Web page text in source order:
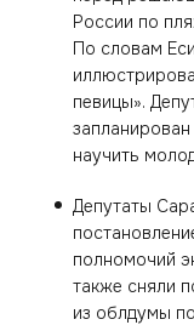
России по
По словам
певицы».
научить
Депутаты
полномочий
также сняли
из облдумы